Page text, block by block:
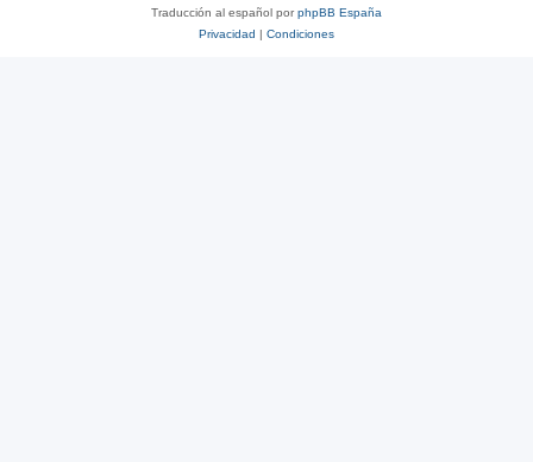
Traducción al español porphpBB España
Privacidad | Condiciones